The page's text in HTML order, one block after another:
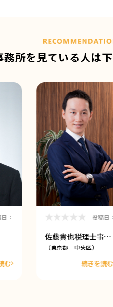
務所を見ている人は
：
む
投稿日：
佐藤貴也税理士事…
（東京都 中央区）
続きを読む